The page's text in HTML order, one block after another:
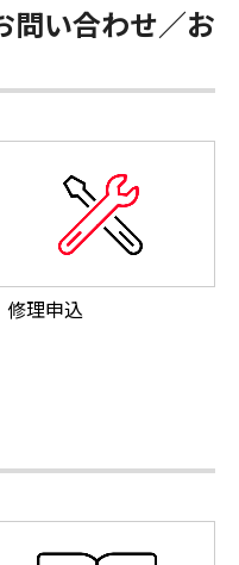
問い合わせ／お
修理申込